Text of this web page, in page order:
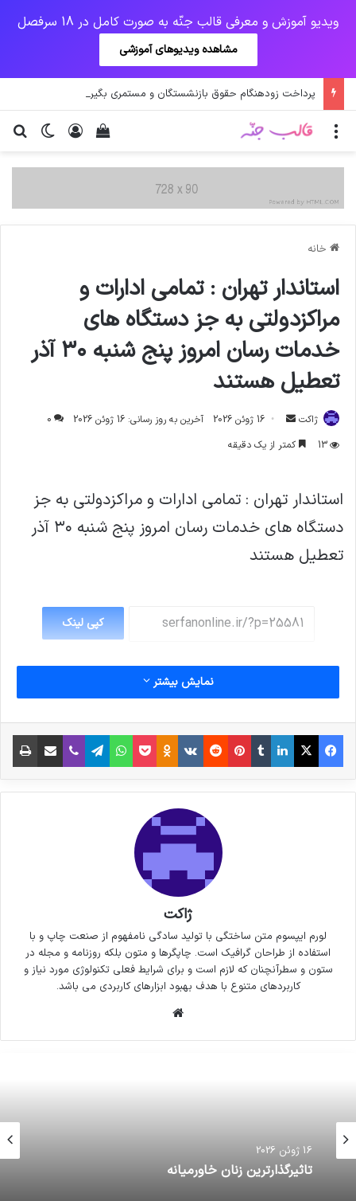
ویدیو آموزش و معرفی قالب جنّه به صورت کامل در 18 سرفصل
مشاهده ویدیوهای آموزشی
تغییر ورود
دیدن سبد خرید منو
خانه
استاندار تهران : تمامي ادارات و
مراكزدولتي به جز دستگاه هاي
خدمات رسان امروز پنج شنبه ٣٠ آذر
تعطيل هستند
ژاکت
ارسال
ایمیل
16 ژوئن 2026 آخرین به روز رسانی: 16 ژوئن 2026
0
13
کمتر از یک دقیقه
استاندار تهران : تمامي ادارات و مراكزدولتي به جز
دستگاه هاي خدمات رسان امروز پنج شنبه ٣٠ آذر
تعطيل هستند
کپی لینک
نمایش بیشتر
فیس بوک X لینکدین
‫تامبلر‫پین‌ترست
‫رددیت‫VKontakte
‫Odnoklassniki
پاکتواتس آپ تلگراموایبر اشتراک گذاری از طریق ایمیل
ژاکت
لورم ایپسوم متن ساختگی با تولید سادگی نامفهوم از صنعت چاپ و با
استفاده از طراحان گرافیک است. چاپگرها و متون بلکه روزنامه و مجله در
ستون و سطرآنچنان که لازم است و برای شرایط فعلی تکنولوژی مورد نیاز و
کاربردهای متنوع با هدف بهبود ابزارهای کاربردی می باشد.
16 ژوئن 2026
تاثیرگذارترین زنان خاورمیانه